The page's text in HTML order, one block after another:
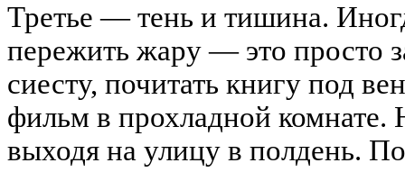
Третье — тень и тишина.
пережить жару — это просто
сиесту, почитать книгу под
фильм в прохладной комнате.
выходя на улицу в полдень.